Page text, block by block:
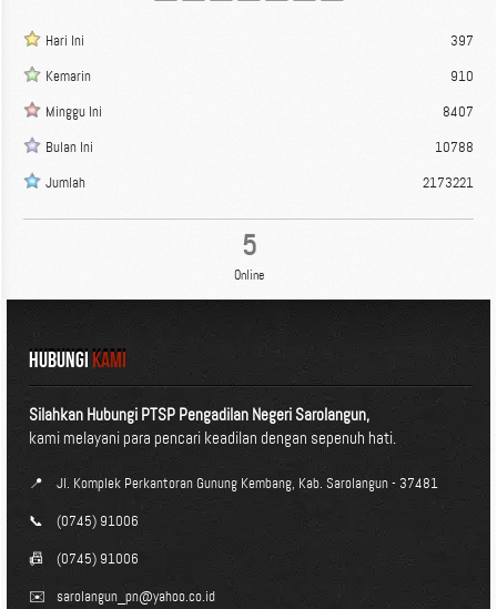
Hari Ini
397
Kemarin
910
Minggu Ini
8407
Bulan Ini
10788
Jumlah
2173221
5
Online
HUBUNGIKAMI
Silahkan Hubungi PTSP Pengadilan Negeri Sarolangun,
kami melayani para pencari keadilan dengan sepenuh hati.
📍
Jl. Komplek Perkantoran Gunung Kembang, Kab. Sarolangun - 37481
📞
(0745) 91006
📠
(0745) 91006
✉️
sarolangun_pn@yahoo.co.id